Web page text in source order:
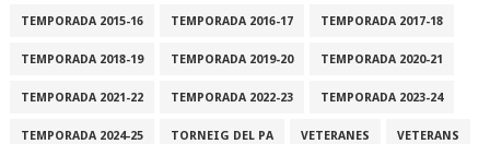
TEMPORADA 2015-16 TEMPORADA 2016-17 TEMPORADA 2017-18
TEMPORADA 2018-19 TEMPORADA 2019-20 TEMPORADA 2020-21
TEMPORADA 2021-22 TEMPORADA 2022-23 TEMPORADA 2023-24
TEMPORADA 2024-25 TORNEIG DEL PA VETERANES VETERANS